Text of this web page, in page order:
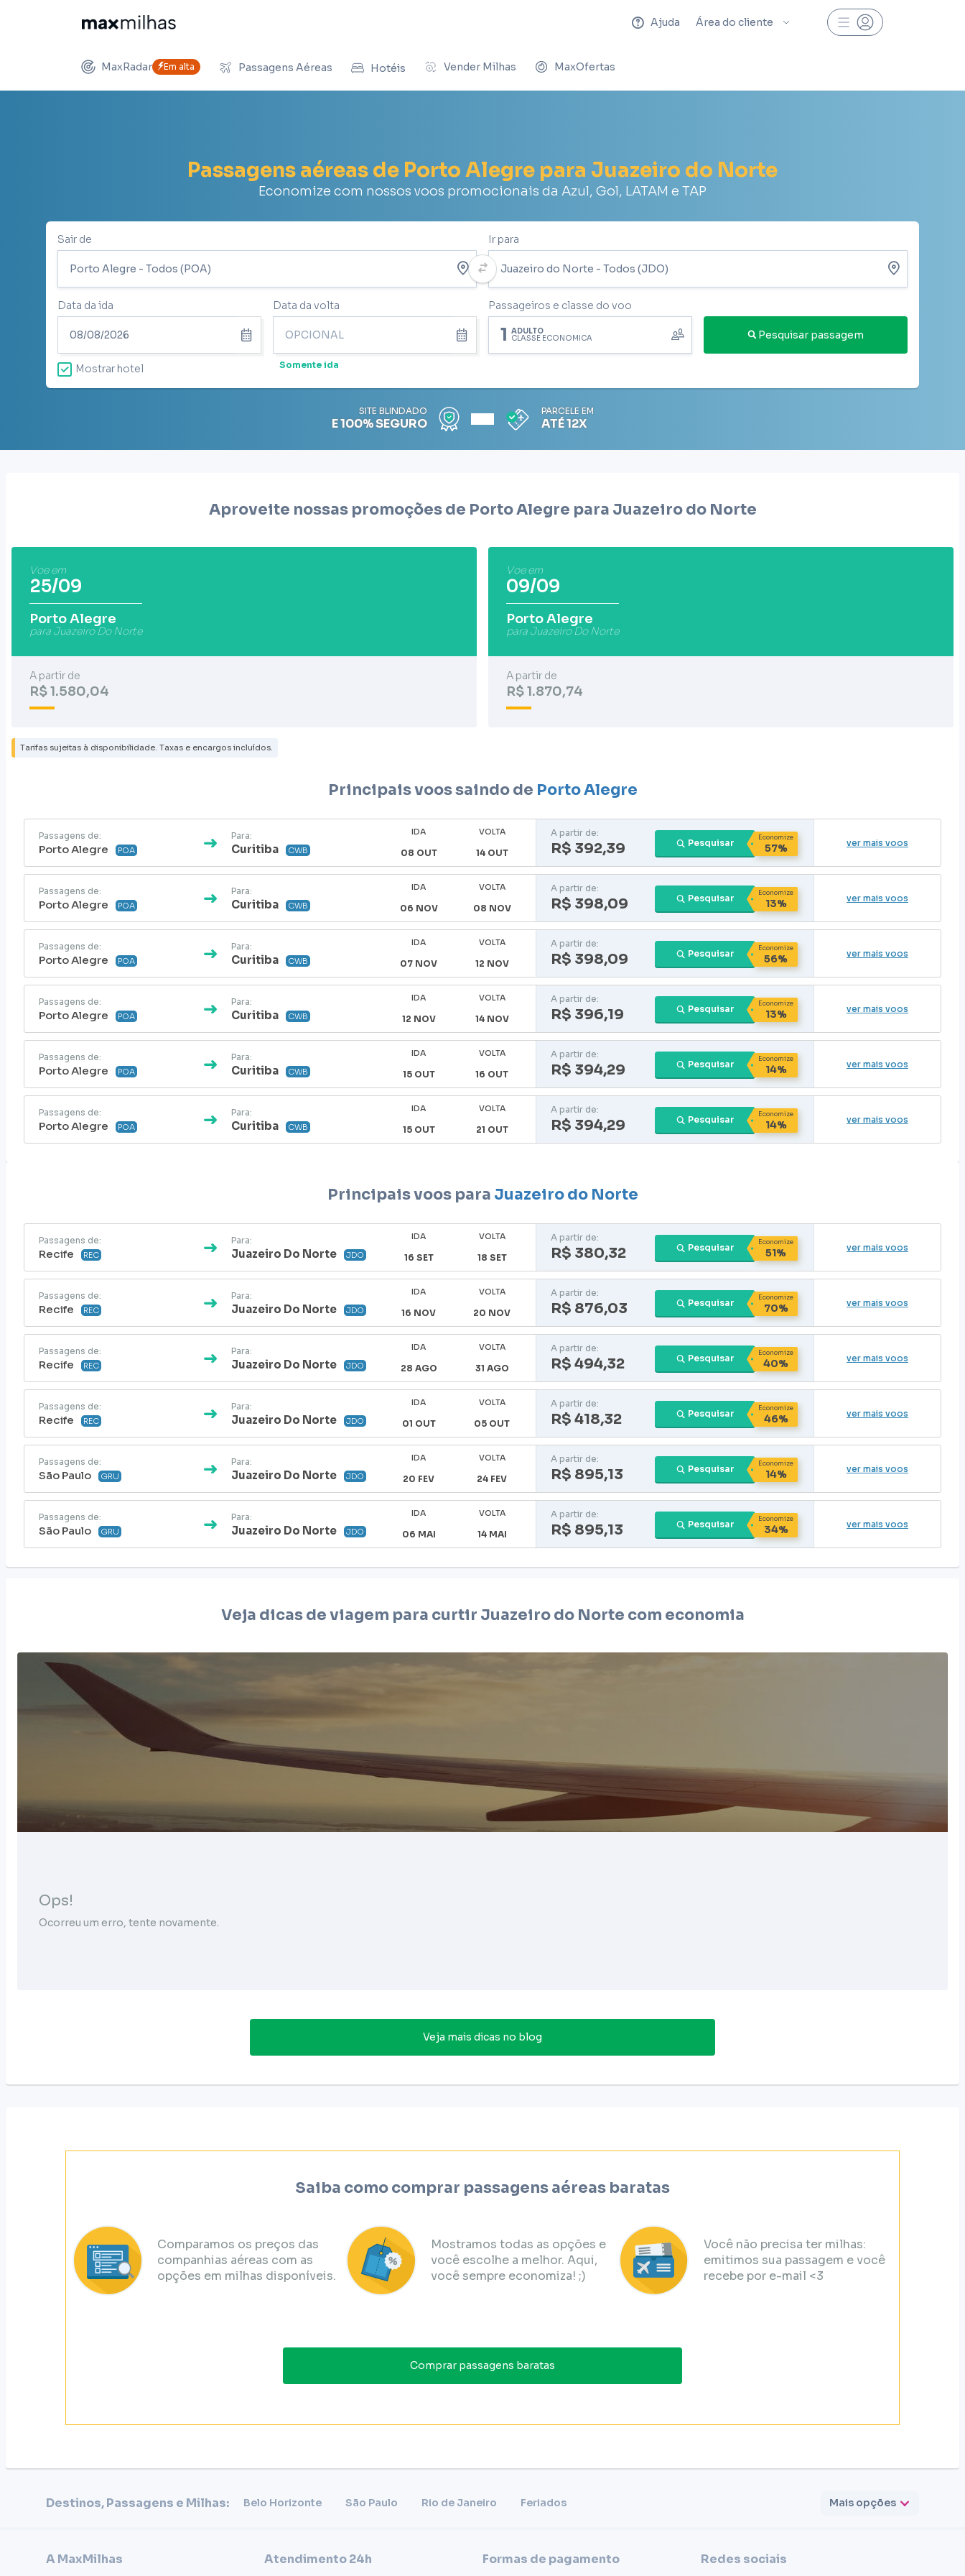
Ajuda Área do cliente
MaxRadar Em alta Passagens Aéreas Hotéis Vender Milhas MaxOfertas
Passagens aéreas de Porto Alegre para Juazeiro do Norte
Economize com nossos voos promocionais da Azul, Gol, LATAM e TAP
Sair de Ir para
Data da ida Data da volta
Somente ida
Mostrar hotel
Passageiros e classe do voo
1 ADULTO
CLASSE ECONÔMICA Pesquisar passagem
SITE BLINDADO
E 100% SEGURO
PARCELE EM
ATÉ 12X
Aproveite nossas promoções de Porto Alegre para Juazeiro do Norte
Voe em
25/09
Porto Alegre
para Juazeiro Do Norte
A partir de
R$ 1.580,04
Voe em
09/09
Porto Alegre
para Juazeiro Do Norte
A partir de
R$ 1.870,74
Tarifas sujeitas à disponibilidade. Taxas e encargos incluídos.
Principais voos saindo de Porto Alegre
Passagens de:
Porto Alegre POA
Para:
Curitiba CWB
IDA
08 OUT
VOLTA
14 OUT
A partir de:
R$ 392,39 Pesquisar
Economize
57% ver mais voos
Passagens de:
Porto Alegre POA
Para:
Curitiba CWB
IDA
06 NOV
VOLTA
08 NOV
A partir de:
R$ 398,09 Pesquisar
Economize
13% ver mais voos
Passagens de:
Porto Alegre POA
Para:
Curitiba CWB
IDA
07 NOV
VOLTA
12 NOV
A partir de:
R$ 398,09 Pesquisar
Economize
56% ver mais voos
Passagens de:
Porto Alegre POA
Para:
Curitiba CWB
IDA
12 NOV
VOLTA
14 NOV
A partir de:
R$ 396,19 Pesquisar
Economize
13% ver mais voos
Passagens de:
Porto Alegre POA
Para:
Curitiba CWB
IDA
15 OUT
VOLTA
16 OUT
A partir de:
R$ 394,29 Pesquisar
Economize
14% ver mais voos
Passagens de:
Porto Alegre POA
Para:
Curitiba CWB
IDA
15 OUT
VOLTA
21 OUT
A partir de:
R$ 394,29 Pesquisar
Economize
14% ver mais voos
Principais voos para Juazeiro do Norte
Passagens de:
Recife REC
Para:
Juazeiro Do Norte JDO
IDA
16 SET
VOLTA
18 SET
A partir de:
R$ 380,32 Pesquisar
Economize
51% ver mais voos
Passagens de:
Recife REC
Para:
Juazeiro Do Norte JDO
IDA
16 NOV
VOLTA
20 NOV
A partir de:
R$ 876,03 Pesquisar
Economize
70% ver mais voos
Passagens de:
Recife REC
Para:
Juazeiro Do Norte JDO
IDA
28 AGO
VOLTA
31 AGO
A partir de:
R$ 494,32 Pesquisar
Economize
40% ver mais voos
Passagens de:
Recife REC
Para:
Juazeiro Do Norte JDO
IDA
01 OUT
VOLTA
05 OUT
A partir de:
R$ 418,32 Pesquisar
Economize
46% ver mais voos
Passagens de:
São Paulo GRU
Para:
Juazeiro Do Norte JDO
IDA
20 FEV
VOLTA
24 FEV
A partir de:
R$ 895,13 Pesquisar
Economize
14% ver mais voos
Passagens de:
São Paulo GRU
Para:
Juazeiro Do Norte JDO
IDA
06 MAI
VOLTA
14 MAI
A partir de:
R$ 895,13 Pesquisar
Economize
34% ver mais voos
Veja dicas de viagem para curtir Juazeiro do Norte com economia
Ops!
Ocorreu um erro, tente novamente.
Veja mais dicas no blog
Saiba como comprar passagens aéreas baratas
Comparamos os preços das
companhias aéreas com as
opções em milhas disponíveis.
Mostramos todas as opções e
você escolhe a melhor. Aqui,
você sempre economiza! ;)
Você não precisa ter milhas:
emitimos sua passagem e você
recebe por e-mail <3
Comprar passagens baratas
Destinos, Passagens e Milhas: Belo Horizonte São Paulo Rio de Janeiro Feriados Mais opções
A MaxMilhas Atendimento 24h Formas de pagamento Redes sociais